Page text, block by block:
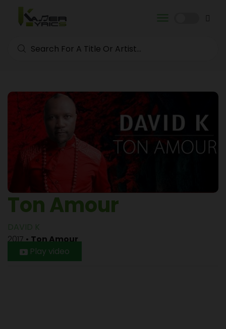
Ton Amour
2017•Ton Amour
Play video